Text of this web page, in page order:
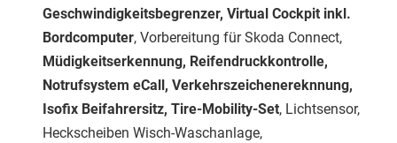
Geschwindigkeitsbegrenzer, Virtual Cockpit inkl.
Bordcomputer, Vorbereitung für Skoda Connect,
Müdigkeitserkennung, Reifendruckkontrolle,
Notrufsystem eCall, Verkehrszeichenereknnung,
Isofix Beifahrersitz, Tire-Mobility-Set, Lichtsensor,
Heckscheiben Wisch-Waschanlage,